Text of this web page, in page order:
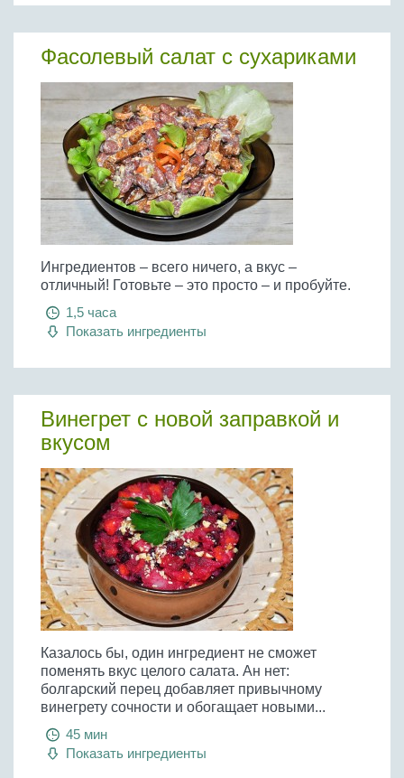
Фасолевый салат с сухариками
Ингредиентов – всего ничего, а вкус –
отличный! Готовьте – это просто – и пробуйте.
1,5 часа
Показать ингредиенты
Винегрет с новой заправкой и
вкусом
Казалось бы, один ингредиент не сможет
поменять вкус целого салата. Ан нет:
болгарский перец добавляет привычному
винегрету сочности и обогащает новыми...
45 мин
Показать ингредиенты